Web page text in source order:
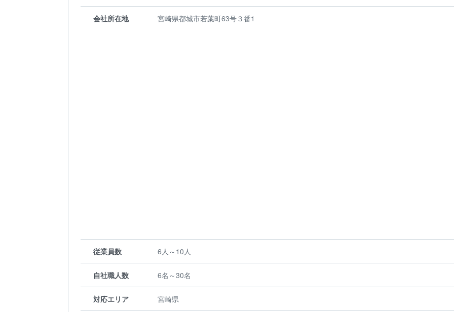
会社所在地 宮崎県都城市若葉町63号３番1
従業員数 6人～10人
自社職人数 6名～30名
対応エリア 宮崎県